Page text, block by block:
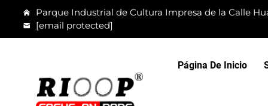
Parque Industrial de Cultura Impresa de la Calle
[email protected]
Página De Inicio